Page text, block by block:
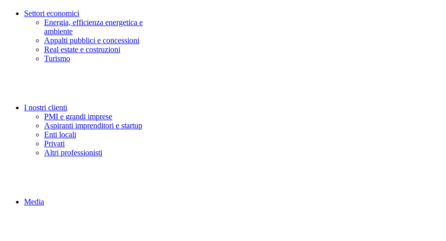
Settori economici
Energia, efficienza energetica e
ambiente
Appalti pubblici e concessioni
Real estate e costruzioni
Turismo
I nostri clienti
PMI e grandi imprese
Aspiranti imprenditori e startup
Enti locali
Privati
Altri professionisti
Media